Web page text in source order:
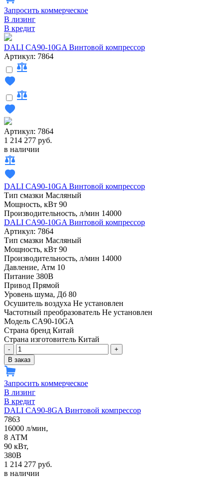
Запросить коммерческое
В лизинг
В кредит
DALI CA90-10GA Винтовой компрессор
Артикул: 7864
Артикул: 7864
1 214 277 руб.
в наличии
DALI CA90-10GA Винтовой компрессор
Тип смазки Масляный
Мощность, кВт 90
Производительность, л/мин 14000
DALI CA90-10GA Винтовой компрессор
Артикул: 7864
Тип смазки Масляный
Мощность, кВт 90
Производительность, л/мин 14000
Давление, Атм 10
Питание 380В
Привод Прямой
Уровень шума, Дб 80
Осушитель воздуха Не установлен
Частотный преобразователь Не установлен
Модель CA90-10GA
Страна бренд Китай
Страна изготовитель Китай
-
+
В заказ
Запросить коммерческое
В лизинг
В кредит
DALI CA90-8GA Винтовой компрессор
7863
16000 л/мин,
8 АТМ
90 кВт,
380В
1 214 277 руб.
в наличии